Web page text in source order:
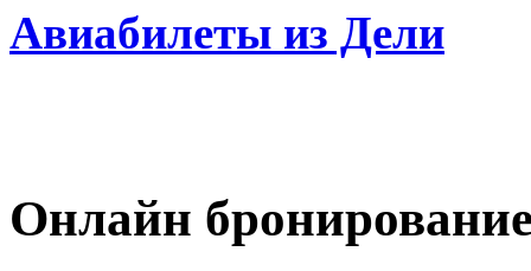
Авиабилеты из Дели
Онлайн